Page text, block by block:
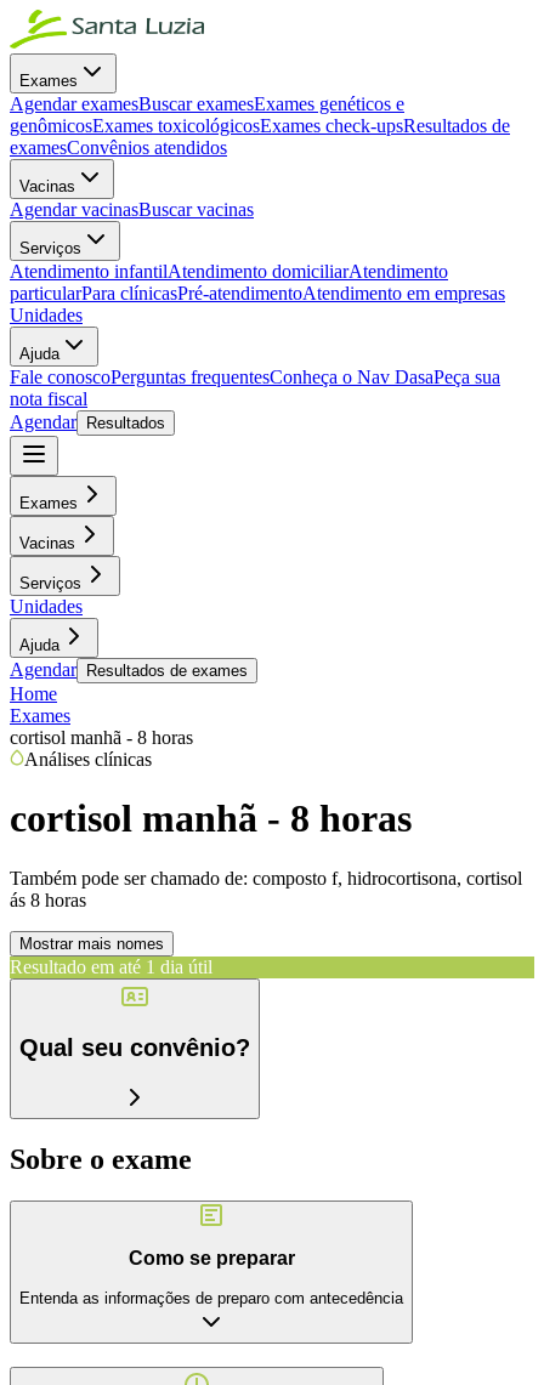
Exames
Agendar examesBuscar examesExames genéticos e
genômicosExames toxicológicosExames check-upsResultados de
examesConvênios atendidos
Vacinas
Agendar vacinasBuscar vacinas
Serviços
Atendimento infantilAtendimento domiciliarAtendimento
particularPara clínicasPré-atendimentoAtendimento em empresas
Unidades
Ajuda
Fale conoscoPerguntas frequentesConheça o Nav DasaPeça sua
nota fiscal
Agendar
Resultados
Exames
Vacinas
Serviços
Unidades
Ajuda
Agendar Resultados de exames
Home
Exames
cortisol manhã - 8 horas
Análises clínicas
cortisol manhã - 8 horas
Também pode ser chamado de: composto f, hidrocortisona, cortisol
ás 8 horas
Mostrar mais nomes
Resultado em até 1 dia útil
Qual seu convênio?
Sobre o exame
Como se preparar
Entenda as informações de preparo com antecedência